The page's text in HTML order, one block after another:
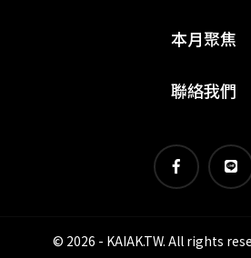
本月聚焦
聯絡我們
© 2026 - KAIAK.TW. All rights